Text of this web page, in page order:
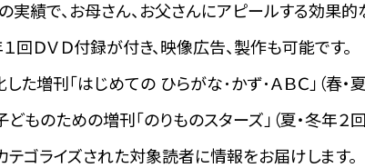
実績で、お母さん、お父さんにアピールする効果的
回ＤＶＤ付録が付き、映像広告、製作も可能です。
増刊「はじめての ひらがな･かず･ＡＢＣ」（春・夏
ものための増刊「のりものスターズ」（夏・冬年２
テゴライズされた対象読者に情報をお届けします。